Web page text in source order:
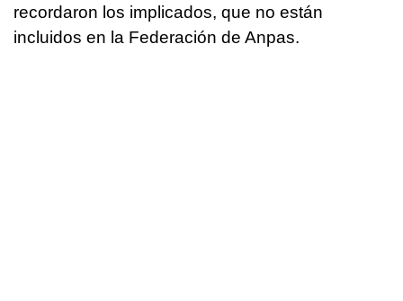
recordaron los implicados, que no están
incluidos en la Federación de Anpas.